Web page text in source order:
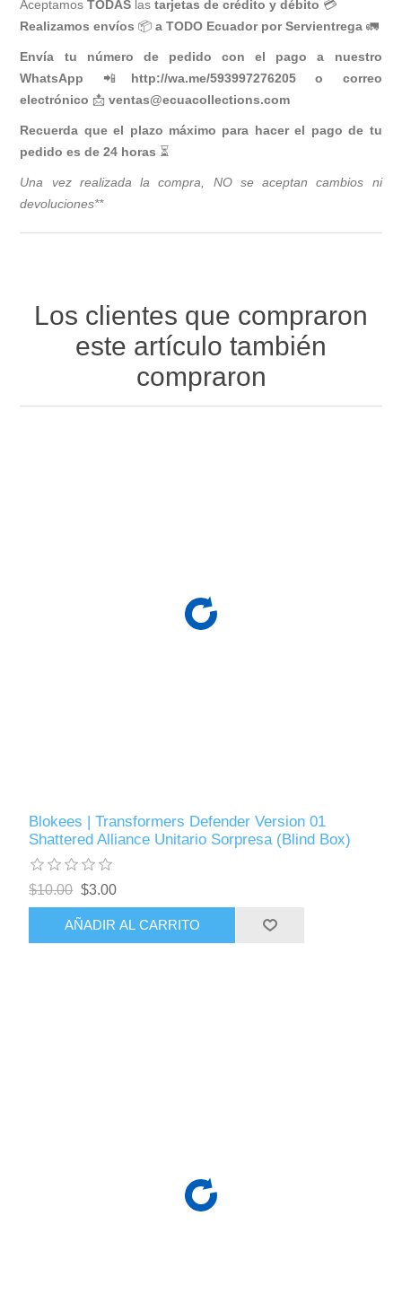
AceptamosTODAS lastarjetas de crédito y débito 💳
Realizamos envíos📦 a TODO Ecuador por Servientrega🚛
Envía tu número de pedido con el pago a nuestro
WhatsApp 📲 http://wa.me/593997276205 o correo
electrónico 📩 ventas@ecuacollections.com
Recuerda que el plazo máximo para hacer el pago de tu
pedido es de 24 horas ⏳
Una vez realizada la compra, NO se aceptan cambios ni
devoluciones**
Los clientes que compraron
este artículo también
compraron
Blokees | Transformers Defender Version 01
Shattered Alliance Unitario Sorpresa (Blind Box)
$10.00 $3.00
AÑADIR AL CARRITO